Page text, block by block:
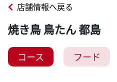
店舗情報へ戻る
焼き鳥 鳥たん 都島
コース フード